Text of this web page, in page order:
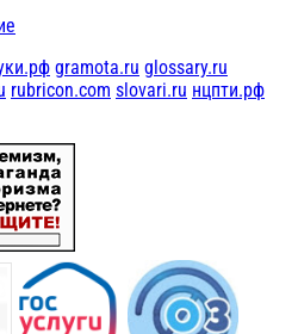
gramota.ru glossary.ru
rubricon.com slovari.ru нцпти.рф